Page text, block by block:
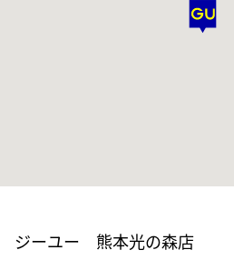
ジーユー 熊本光の森店